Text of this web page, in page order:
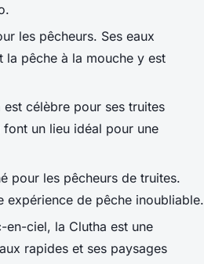
les pêcheurs. Ses eaux
pêche à la mouche y est
célèbre pour ses truites
un lieu idéal pour une
pour les pêcheurs de truites.
expérience de pêche inoubliable.
en-ciel, la Clutha est une
rapides et ses paysages